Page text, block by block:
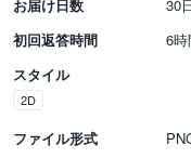
お届け日数
30
初回返答時間
6時
スタイル
2D
ファイル形式